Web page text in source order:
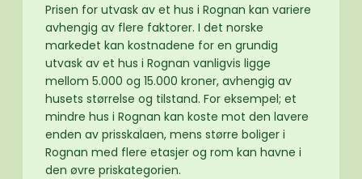
Prisen for utvask av et hus i Rognan kan variere
avhengig av flere faktorer. I det norske
markedet kan kostnadene for en grundig
utvask av et hus i Rognan vanligvis ligge
mellom 5.000 og 15.000 kroner, avhengig av
husets størrelse og tilstand. For eksempel; et
mindre hus i Rognan kan koste mot den lavere
enden av prisskalaen, mens større boliger i
Rognan med flere etasjer og rom kan havne i
den øvre priskategorien.